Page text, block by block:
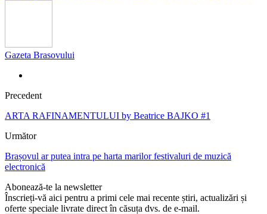
Gazeta Brasovului
Precedent
ARTA RAFINAMENTULUI by Beatrice BAJKO #1
Următor
Brașovul ar putea intra pe harta marilor festivaluri de muzică
electronică
Abonează-te la newsletter
Înscrieți-vă aici pentru a primi cele mai recente știri, actualizări și
oferte speciale livrate direct în căsuța dvs. de e-mail.